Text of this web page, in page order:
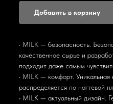
Добавить в корзину
• MILK — безопасность.
качественное сырье и
подходит даже самым
• MILK — комфорт.
распределяется по ногтевой
• MILK — актуальный дизайн.